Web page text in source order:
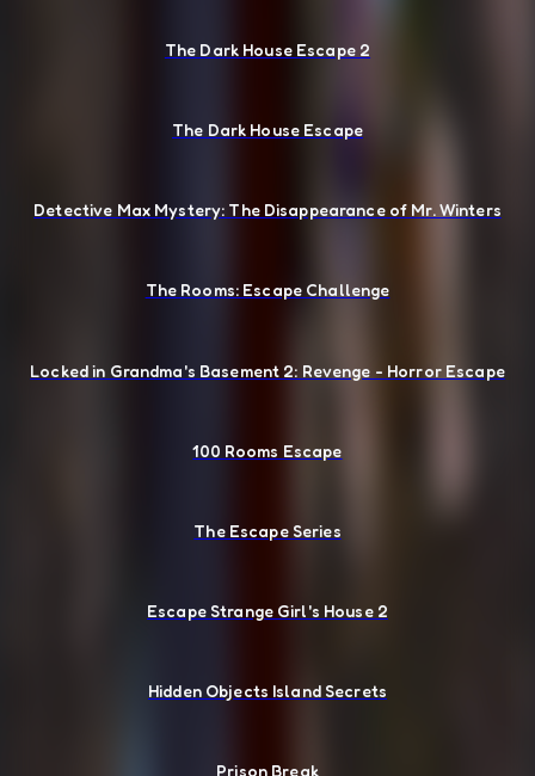
The Dark House Escape 2
The Dark House Escape
Detective Max Mystery: The Disappearance of Mr. Winters
The Rooms: Escape Challenge
Locked in Grandma's Basement 2: Revenge - Horror Escape
100 Rooms Escape
The Escape Series
Escape Strange Girl's House 2
Hidden Objects Island Secrets
Prison Break